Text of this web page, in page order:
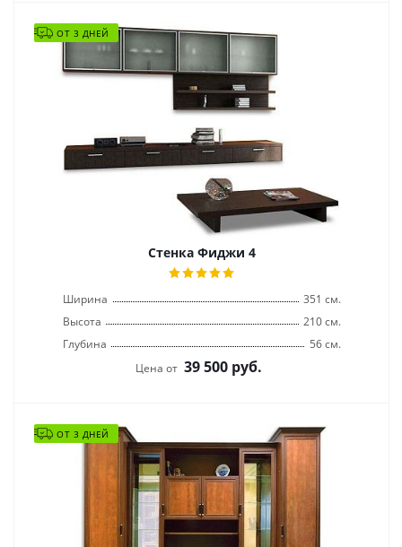
ОТ 3 ДНЕЙ
Стенка Фиджи 4
Ширина
351 см.
Высота
210 см.
Глубина
56 см.
Цена от 39 500 руб.
ОТ 3 ДНЕЙ